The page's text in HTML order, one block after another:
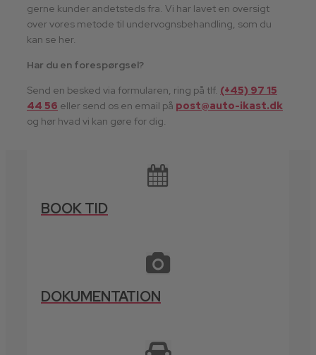
gerne kunder andetsteds fra. Vi har lavet en oversigt
over vores metode til undervognsbehandling, som du
kan se her.
Har du en forespørgsel?
Send en besked via formularen, ring på tlf. (+45) 97 15
44 56 eller send os en email på post@auto-ikast.dk​
og hør hvad vi kan gøre for dig.
BOOK TID
DOKUMENTATION